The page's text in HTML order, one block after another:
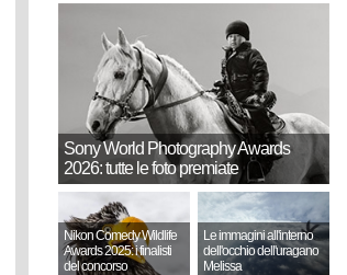
Sony World Photography Awards
2026: tutte le foto premiate
Nikon Comedy Wildlife
Awards 2025: i finalisti
del concorso
Le immagini all'interno
dell'occhio dell'uragano
Melissa